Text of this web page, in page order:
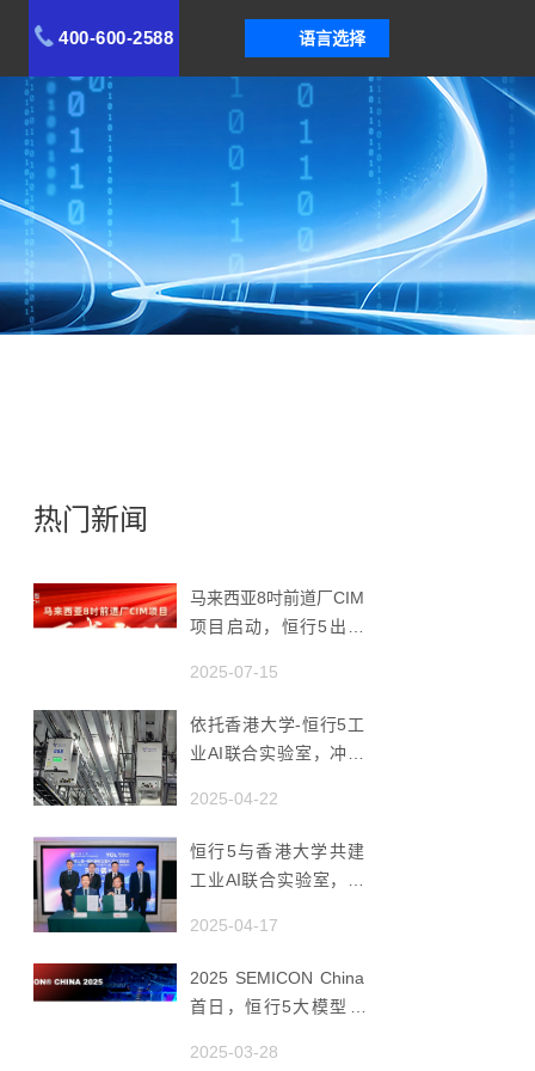
语言选择
400-600-2588
热门新闻
马来西亚8吋前道厂CIM
项目启动，恒行5出海
2025-07-15
依托香港大学-恒行5工
业AI联合实验室，冲破
花板”
2025-04-22
恒行5与香港大学共建
工业AI联合实验室，推
创新枢纽
2025-04-17
2025 SEMICON China
首日，恒行5大模型 ×
体AI智造新浪潮
2025-03-28